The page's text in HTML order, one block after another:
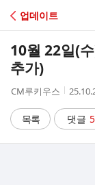
C
A
업데이트
10월 22일(
추가)
작
자
CM루키우스
작
시
간
목록 댓글 5